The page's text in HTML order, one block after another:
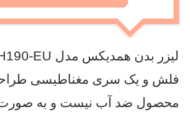
فلش و یک سری مغناطیسی
محصول ضد آب نیست و به صورت